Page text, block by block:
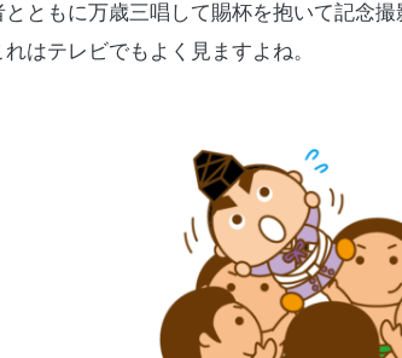
ともに万歳三唱して賜杯を抱いて記念
はテレビでもよく見ますよね。